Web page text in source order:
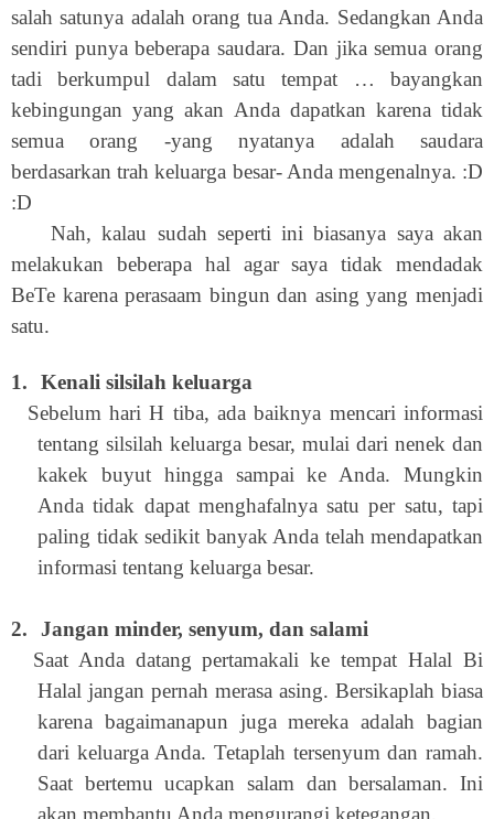
salah satunya adalah orang tua Anda. Sedangkan Anda
sendiri punya beberapa saudara. Dan jika semua orang
tadi berkumpul dalam satu tempat … bayangkan
kebingungan yang akan Anda dapatkan karena tidak
semua orang -yang nyatanya adalah saudara
berdasarkan trah keluarga besar- Anda mengenalnya. :D
:D
Nah, kalau sudah seperti ini biasanya saya akan
melakukan beberapa hal agar saya tidak mendadak
BeTe karena perasaam bingun dan asing yang menjadi
satu.
1.
Kenali silsilah keluarga
Sebelum hari H tiba, ada baiknya mencari informasi
tentang silsilah keluarga besar, mulai dari nenek dan
kakek buyut hingga sampai ke Anda. Mungkin
Anda tidak dapat menghafalnya satu per satu, tapi
paling tidak sedikit banyak Anda telah mendapatkan
informasi tentang keluarga besar.
2.
Jangan minder, senyum, dan salami
Saat Anda datang pertamakali ke tempat Halal Bi
Halal jangan pernah merasa asing. Bersikaplah biasa
karena bagaimanapun juga mereka adalah bagian
dari keluarga Anda. Tetaplah tersenyum dan ramah.
Saat bertemu ucapkan salam dan bersalaman. Ini
akan membantu Anda mengurangi ketegangan.